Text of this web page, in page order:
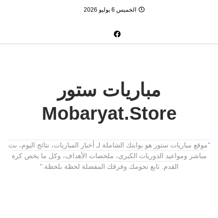
الخميس 6 يوليو 2026
مباريات ستور
Mobaryat.Store
"موقع مباريات ستور هو بوابتك الشاملة لـ أخبار المباريات، نتائج اليوم، بث
مباشر ومواعيد الدوريات الكبرى، ملخصات الأهداف، وكل ما يخص كرة
القدم. تابع نجومك وفرقك المفضلة لحظة بلحظة."